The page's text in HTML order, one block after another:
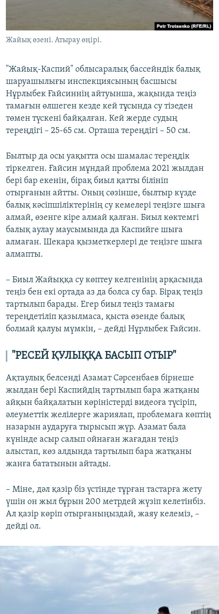
Жайық өзені. Атырау өңірі.
"Жайық-Каспий" облысаралық бассейндік балық
шаруашылығы инспекциясының басшысы
Нұрлыбек Ғайсиннің айтуынша, жақында теңіз
тамағын өлшеген кезде кей тұсында су тізеден
төмен түскені байқалған. Кей жерде судың
тереңдігі – 25-65 см. Орташа тереңдігі – 50 см.
Былтыр да осы уақытта осы шамалас тереңдік
тіркелген. Ғайсин мұндай проблема 2021 жылдан
бері бар екенін, бірақ биыл қатты білініп
отырғанын айтты. Оның сөзінше, былтыр күзде
балық кәсіпшіліктерінің су кемелері теңізге шыға
алмай, өзенге кіре алмай қалған. Биыл көктемгі
балық аулау маусымында да Каспийге шыға
алмаған. Шекара қызметкерлері де теңізге шыға
алмапты.
– Биыл Жайыққа су көптеу келгенінің арқасында
теңіз бен екі ортада аз да болса су бар. Бірақ теңіз
тартылып барады. Егер биыл теңіз тамағы
тереңдетіліп қазылмаса, қыста өзенде балық
болмай қалуы мүмкін, – дейді Нұрлыбек Ғайсин.
"РЕСЕЙ ҚУЛЫҚҚА БАСЫП ОТЫР"
Ақтаулық белсенді Азамат Сәрсенбаев бірнеше
жылдан бері Каспийдің тартылып бара жатқаны
айқын байқалатын көріністерді видеоға түсіріп,
әлеуметтік желілерге жариялап, проблемаға көптің
назарын аударуға тырысып жүр. Азамат бала
күнінде асыр салып ойнаған жағадан теңіз
алыстап, көз алдында тартылып бара жатқаны
жанға бататынын айтады.
– Міне, дәл қазір біз үстінде тұрған тастарға жету
үшін он жыл бұрын 200 метрдей жүзіп келетінбіз.
Ал қазір көріп отырғаныңыздай, жаяу келеміз, –
дейді ол.